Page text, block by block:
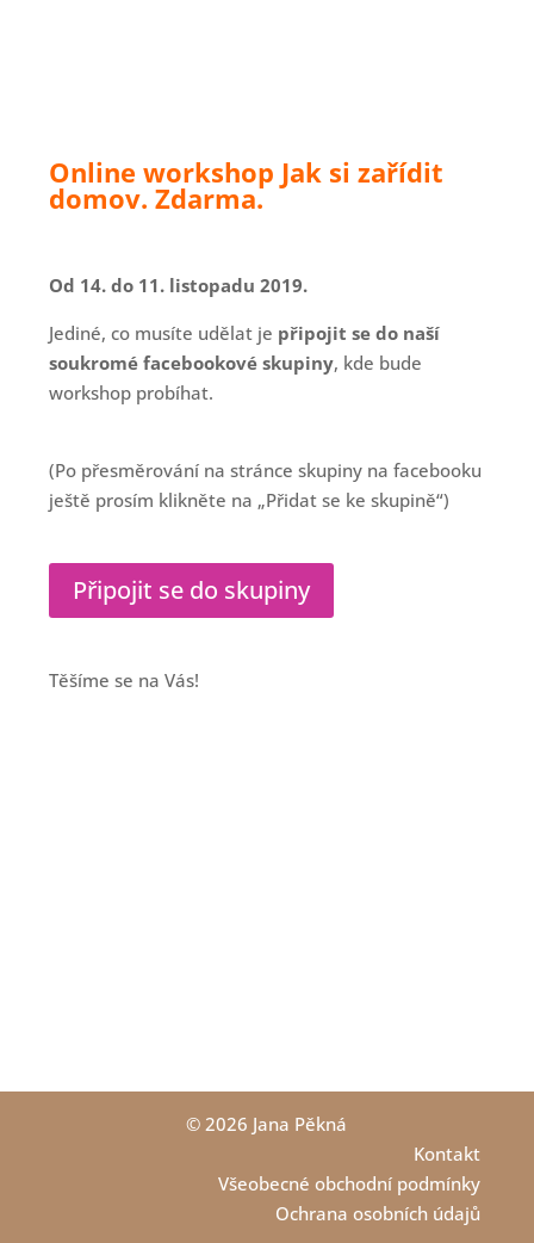
Online workshop Jak si zařídit
domov. Zdarma.
Od 14. do 11. listopadu 2019.
Jediné, co musíte udělat je připojit se do naší
soukromé facebookové skupiny, kde bude
workshop probíhat.
(Po přesměrování na stránce skupiny na facebooku
ještě prosím klikněte na „Přidat se ke skupině“)
Připojit se do skupiny
Těšíme se na Vás!
© 2026 Jana Pěkná
Kontakt
Všeobecné obchodní podmínky
Ochrana osobních údajů